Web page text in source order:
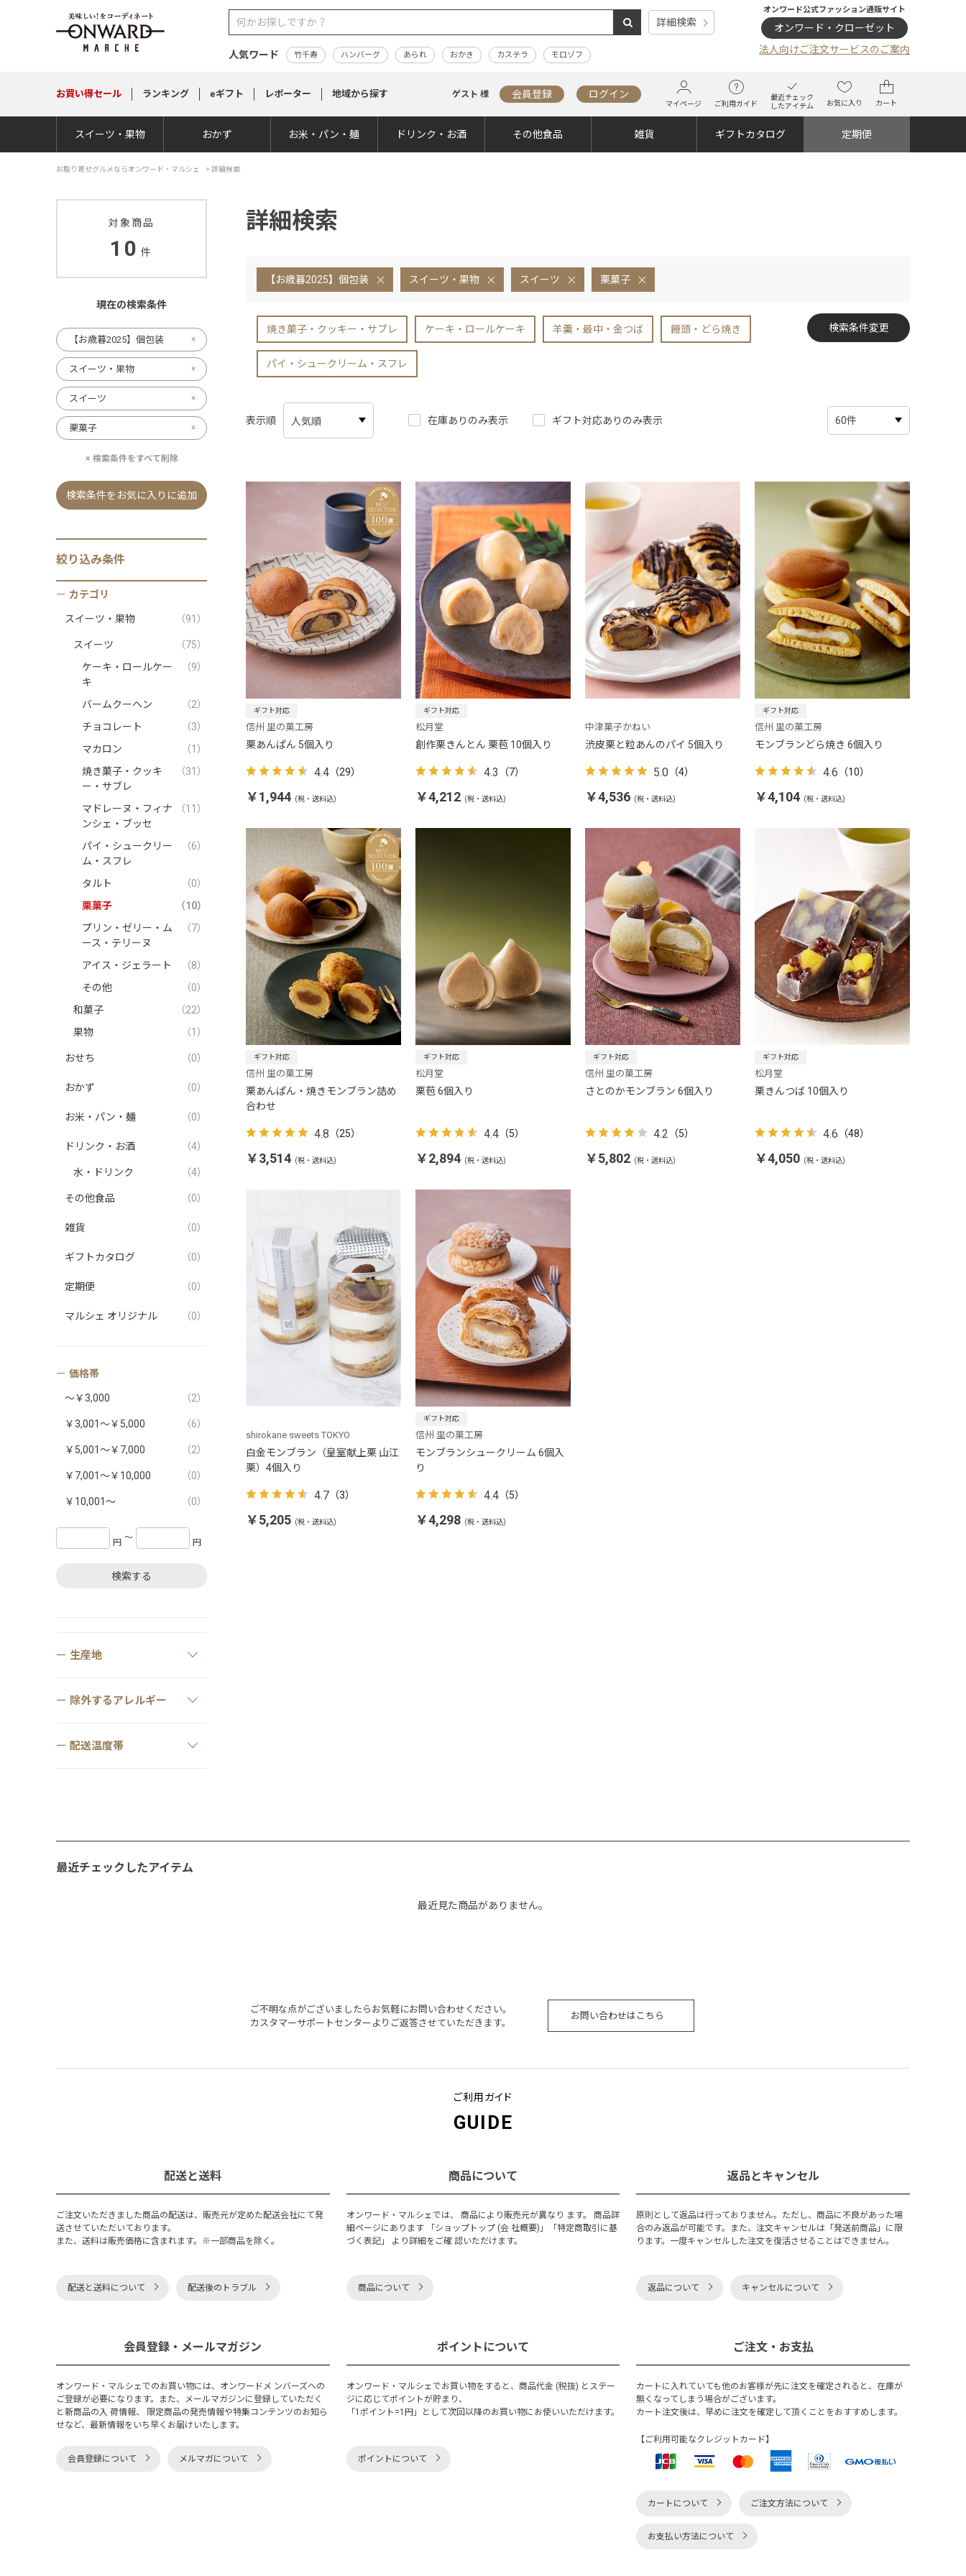
詳細検索
人気ワード 竹千寿 ハンバーグ あられ おかき カステラ モロゾフ
オンワード公式ファッション通販サイト
オンワード・クローゼット
法人向けご注文サービスのご案内
お買い得セール ランキング eギフト レポーター 地域から探す ゲスト 様 会員登録 ログイン
マイページ ご利用ガイド
最近チェック
したアイテム
お気に入り カート
スイーツ・果物 おかず お米・パン・麺 ドリンク・お酒 その他食品 雑貨 ギフトカタログ 定期便
お取り寄せグルメならオンワード・マルシェ > 詳細検索
詳細検索
【お歳暮2025】個包装 スイーツ・果物 スイーツ 栗菓子
焼き菓子・クッキー・サブレ ケーキ・ロールケーキ 羊羹・最中・金つば 饅頭・どら焼き
パイ・シュークリーム・スフレ
表示順 在庫ありのみ表示 ギフト対応ありのみ表示
ギフト対応
信州 里の菓工房
栗あんぱん 5個入り
4.4 （29）
￥1,944 (税・送料込)
ギフト対応
松月堂
創作栗きんとん 栗苞 10個入り
4.3 （7）
￥4,212 (税・送料込)
中津菓子かねい
渋皮栗と粒あんのパイ 5個入り
5.0 （4）
￥4,536 (税・送料込)
ギフト対応
信州 里の菓工房
モンブランどら焼き 6個入り
4.6 （10）
￥4,104 (税・送料込)
ギフト対応
信州 里の菓工房
栗あんぱん・焼きモンブラン詰め
合わせ
4.8 （25）
￥3,514 (税・送料込)
ギフト対応
松月堂
栗苞 6個入り
4.4 （5）
￥2,894 (税・送料込)
ギフト対応
信州 里の菓工房
さとのかモンブラン 6個入り
4.2 （5）
￥5,802 (税・送料込)
ギフト対応
松月堂
栗きんつば 10個入り
4.6 （48）
￥4,050 (税・送料込)
shirokane sweets TOKYO
白金モンブラン（皇室献上栗 山江
栗）4個入り
4.7 （3）
￥5,205 (税・送料込)
ギフト対応
信州 里の菓工房
モンブランシュークリーム 6個入
り
4.4 （5）
￥4,298 (税・送料込)
対象商品
10 件
現在の検索条件
【お歳暮2025】個包装
スイーツ・果物
スイーツ
栗菓子
検索条件をすべて削除
検索条件をお気に入りに追加
絞り込み条件
カテゴリ
スイーツ・果物 （91）
スイーツ
（75）
ケーキ・ロールケー
キ
（9）
バームクーヘン
（2）
チョコレート
（3）
マカロン
（1）
焼き菓子・クッキ
ー・サブレ
（31）
マドレーヌ・フィナ
ンシェ・ブッセ
（11）
パイ・シュークリー
ム・スフレ
（6）
タルト
（0）
栗菓子
（10）
プリン・ゼリー・ム
ース・テリーヌ
（7）
アイス・ジェラート
（8）
その他
（0）
和菓子
（22）
果物
（1）
おせち （0）
おかず （0）
お米・パン・麺 （0）
ドリンク・お酒 （4）
水・ドリンク （4）
その他食品 （0）
雑貨 （0）
ギフトカタログ （0）
定期便 （0）
マルシェ オリジナル （0）
価格帯
～￥3,000 （2）
￥3,001～￥5,000 （6）
￥5,001～￥7,000 （2）
￥7,001～￥10,000 （0）
￥10,001～ （0）
円 〜 円
検索する
生産地
除外するアレルギー
配送温度帯
最近チェックしたアイテム
最近見た商品がありません。
ご不明な点がございましたらお気軽にお問い合わせください。
カスタマーサポートセンターよりご返答させていただきます。
お問い合わせはこちら
ご利用ガイド
GUIDE
配送と送料
ご注文いただきました商品の配送は、販売元が定めた配送会社にて発
送させていただいております。
また、送料は販売価格に含まれます。※一部商品を除く。
配送と送料について 配送後のトラブル
商品について
オンワード・マルシェでは、 商品により販売元が異なり ます。 商品詳
細ページにあります 「ショップトップ (会 社概要)」「特定商取引に基
づく表記」 より詳細をご確 認いただけます。
商品について
返品とキャンセル
原則として返品は行っておりません。ただし、商品に不良があった場
合のみ返品が可能です。また、注文キャンセルは「発送前商品」に限
ります。一度キャンセルした注文を復活させることはできません。
返品について キャンセルについて
会員登録・メールマガジン
オンワード・マルシェでのお買い物には、オンワードメ ンバーズへの
ご登録が必要になります。また、メールマガジンに登録していただく
と新商品の入 荷情報、 限定商品の発売情報や特集コンテンツのお知ら
せなど、最新情報をいち早くお届けいたします。
会員登録について メルマガについて
ポイントについて
オンワード・マルシェでお買い物をすると、商品代金 (税抜) とステー
ジに応じてポイントが貯まり、
「1ポイント=1円」として次回以降のお買い物にお使いいただけます。
ポイントについて
ご注文・お支払
カートに入れていても他のお客様が先に注文を確定されると、在庫が
無くなってしまう場合がございます。
カート注文後は、早めに注文を確定して頂くことをおすすめします。
【ご利用可能なクレジットカード】
カートについて ご注文方法について
お支払い方法について